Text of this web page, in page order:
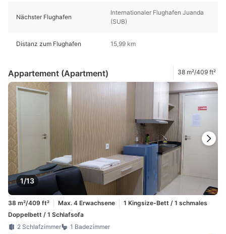
Nächster Flughafen
Internationaler Flughafen Juanda
(SUB)
Distanz zum Flughafen 15,99 km
Appartement (Apartment) 38 m²/409 ft²
1/13
38 m²/409 ft² Max. 4 Erwachsene
1 Kingsize-Bett / 1 schmales
Doppelbett / 1 Schlafsofa
2 Schlafzimmer
1 Badezimmer